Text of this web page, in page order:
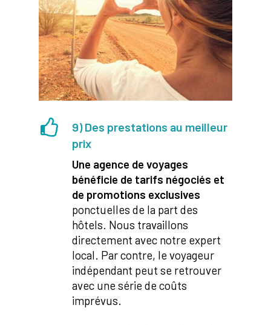
9) Des prestations au meilleur
prix
Une agence de voyages
bénéficie de tarifs négociés et
de promotions exclusives
ponctuelles de la part des
hôtels. Nous travaillons
directement avec notre expert
local. Par contre, le voyageur
indépendant peut se retrouver
avec une série de coûts
imprévus.